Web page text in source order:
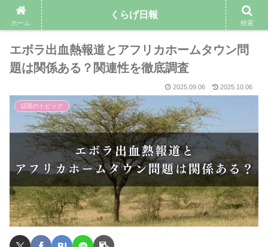
エボラ出血熱報道とアフリカホームタウン問
題は関係ある？関連性を徹底調査
2025.09.06 2025.10.06
話題のトピック
ホーム
くらげ日報
検索